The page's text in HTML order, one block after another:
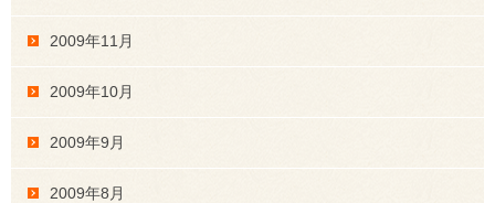
2009年11月
2009年10月
2009年9月
2009年8月